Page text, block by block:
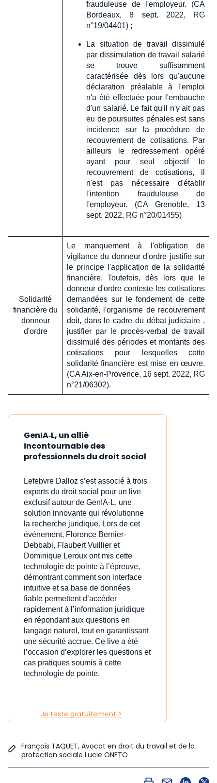
frauduleuse de l'employeur. (CA
Bordeaux, 8 sept. 2022, RG
n°19/04401) ;
La situation de travail dissimulé
par dissimulation de travail salarié
se trouve suffisamment
caractérisée dès lors qu'aucune
déclaration préalable à l'emploi
n'a été effectuée pour l'embauche
d'un salarié. Le fait qu'il n'y ait pas
eu de poursuites pénales est sans
incidence sur la procédure de
recouvrement de cotisations. Par
ailleurs le redressement opéré
ayant pour seul objectif le
recouvrement de cotisations, il
n'est pas nécessaire d'établir
l'intention frauduleuse de
l'employeur. (CA Grenoble, 13
sept. 2022, RG n°20/01455)
Solidarité
financière du
donneur
d'ordre
Le manquement à l'obligation de
vigilance du donneur d'ordre justifie sur
le principe l'application de la solidarité
financière. Toutefois, dès lors que le
donneur d'ordre conteste les cotisations
demandées sur le fondement de cette
solidarité, l'organisme de recouvrement
doit, dans le cadre du débat judiciaire ,
justifier par le procès-verbal de travail
dissimulé des périodes et montants des
cotisations pour lesquelles cette
solidarité financière est mise en œuvre.
(CA Aix-en-Provence, 16 sept. 2022, RG
n°21/06302).
GenIA‑L, un allié
incontournable des
professionnels du droit social
Lefebvre Dalloz s’est associé à trois
experts du droit social pour un live
exclusif autour de GenIA‑L, une
solution innovante qui révolutionne
la recherche juridique. Lors de cet
événement, Florence Bernier-
Debbabi, Flaubert Vuillier et
Dominique Leroux ont mis cette
technologie de pointe à l’épreuve,
démontrant comment son interface
intuitive et sa base de données
fiable permettent d’accéder
rapidement à l’information juridique
en répondant aux questions en
langage naturel, tout en garantissant
une sécurité accrue. Ce live a été
l’occasion d’explorer les questions et
cas pratiques soumis à cette
technologie de pointe.
Je teste gratuitement >
François TAQUET, Avocat en droit du travail et de la
protection sociale Lucie ONETO